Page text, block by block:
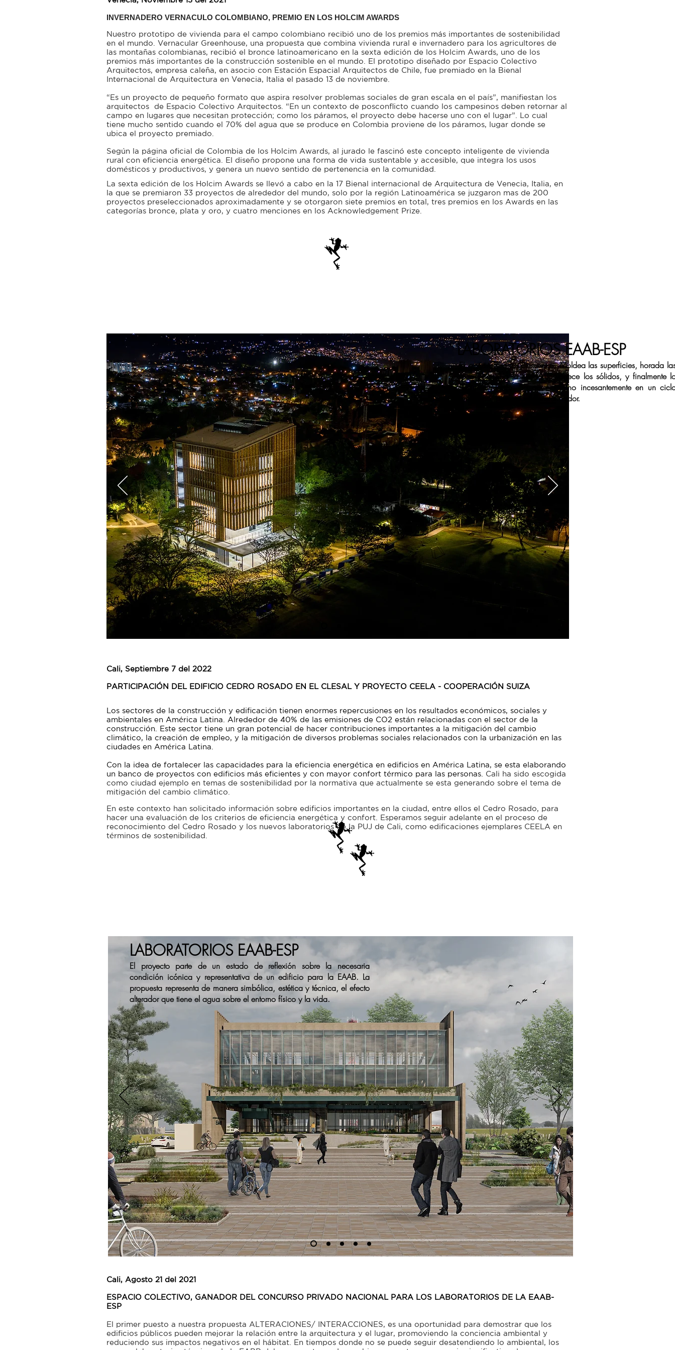
LABORATORIOS EAAB-ESP
El proyecto parte de un estado de reflexión sobre la necesaria
condición icónica y representativa de un edificio para la EAAB. La
propuesta representa de manera simbólica, estética y técnica, el efecto
alterador que tiene el agua sobre el entorno físico y la vida.
Cali, Agosto 21 del 2021
ESPACIO COLECTIVO, GANADOR DEL CONCURSO PRIVADO NACIONAL PARA LOS LABORATORIOS DE LA EAAB-
ESP
El primer puesto a nuestra propuesta ALTERACIONES/ INTERACCIONES, es una oportunidad para demostrar que los
edificios públicos pueden mejorar la relación entre la arquitectura y el lugar, promoviendo la conciencia ambiental y
reduciendo sus impactos negativos en el hábitat. En tiempos donde no se puede seguir desatendiendo lo ambiental, los
INVERNADERO VERNACULO COLOMBIANO, PREMIO EN LOS HOLCIM AWARDS
Nuestro prototipo de vivienda para el campo colombiano recibió uno de los premios más importantes de sostenibilidad
en el mundo. Vernacular Greenhouse, una propuesta que combina vivienda rural e invernadero para los agricultores de
las montañas colombianas, recibió el bronce latinoamericano en la sexta edición de los Holcim Awards, uno de los
premios más importantes de la construcción sostenible en el mundo. El prototipo diseñado por Espacio Colectivo
Arquitectos, empresa caleña, en asocio con Estación Espacial Arquitectos de Chile, fue premiado en la Bienal
Internacional de Arquitectura en Venecia, Italia el pasado 13 de noviembre.
“Es un proyecto de pequeño formato que aspira resolver problemas sociales de gran escala en el país”, manifiestan los
arquitectos de Espacio Colectivo Arquitectos. “En un contexto de posconflicto cuando los campesinos deben retornar al
campo en lugares que necesitan protección; como los páramos, el proyecto debe hacerse uno con el lugar”. Lo cual
tiene mucho sentido cuando el 70% del agua que se produce en Colombia proviene de los páramos, lugar donde se
ubica el proyecto premiado.
Según la página oficial de Colombia de los Holcim Awards, al jurado le fascinó este concepto inteligente de vivienda
rural con eficiencia energética. El diseño propone una forma de vida sustentable y accesible, que integra los usos
domésticos y productivos, y genera un nuevo sentido de pertenencia en la comunidad.
La sexta edición de los Holcim Awards se llevó a cabo en la 17 Bienal internacional de Arquitectura de Venecia, Italia, en
la que se premiaron 33 proyectos de alrededor del mundo, solo por la región Latinoamérica se juzgaron mas de 200
proyectos preseleccionados aproximadamente y se otorgaron siete premios en total, tres premios en los Awards en las
categorías bronce, plata y oro, y cuatro menciones en los Acknowledgement Prize.
LABORATORIOS EAAB-ESP
EL agua altera los elementos. Moldea las superficies, horada
rocas, socaba la tierra, desvanece los sólidos, y finalmente
sedimenta todo. Se abre camino incesantemente en un
dinámico, perpetuo y transformador.
Cali, Septiembre 7 del 2022
PARTICIPACIÓN DEL EDIFICIO CEDRO ROSADO EN EL CLESAL Y PROYECTO CEELA - COOPERACIÓN SUIZA
Los sectores de la construcción y edificación tienen enormes repercusiones en los resultados económicos, sociales y
ambientales en América Latina. Alrededor de 40% de las emisiones de CO2 están relacionadas con el sector de la
construcción. Este sector tiene un gran potencial de hacer contribuciones importantes a la mitigación del cambio
climático, la creación de empleo, y la mitigación de diversos problemas sociales relacionados con la urbanización en las
ciudades en América Latina.
Con la idea de fortalecer las capacidades para la eficiencia energética en edificios en América Latina, se esta elaborando
un banco de proyectos con edificios más eficientes y con mayor confort térmico para las personas. Cali ha sido escogida
como ciudad ejemplo en temas de sostenibilidad por la normativa que actualmente se esta generando sobre el tema de
mitigación del cambio climático.
En este contexto han solicitado información sobre edificios importantes en la ciudad, entre ellos el Cedro Rosado, para
hacer una evaluación de los criterios de eficiencia energética y confort. Esperamos seguir adelante en el proceso de
reconocimiento del Cedro Rosado y los nuevos laboratorios de la PUJ de Cali, como edificaciones ejemplares CEELA en
términos de sostenibilidad.